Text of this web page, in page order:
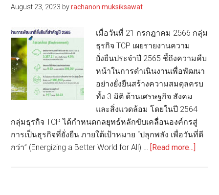
ภายใน
2024
August 23, 2023 byrachanon muksiksawat
เมื่อวันที่ 21 กรกฎาคม 2566 กลุ่ม
ธุรกิจ TCP เผยรายงานความ
ยั่งยืนประจำปี 2565 ชี้ถึงความคืบ
หน้าในการดำเนินงานเพื่อพัฒนา
อย่างยั่งยืนสร้างความสมดุลครบ
ทั้ง 3 มิติ ด้านเศรษฐกิจ สังคม
และสิ่งแวดล้อม โดยในปี 2564
กลุ่มธุรกิจ TCP ได้กำหนดกลยุทธ์หลักขับเคลื่อนองค์กรสู่
การเป็นธุรกิจที่ยั่งยืน ภายใต้เป้าหมาย “ปลุกพลัง เพื่อวันที่ดี
กว่า” (Energizing a Better World for All) …
[Read more...]